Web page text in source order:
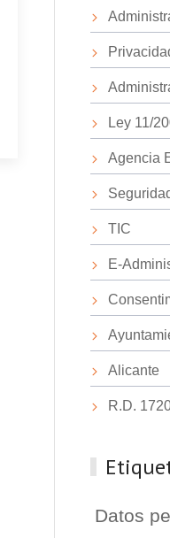
Ley 11/
Agencia
TIC
E-
Alicante
R.D.
Datos